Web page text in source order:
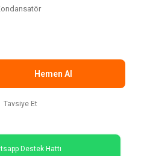
Hemen Al
Tavsiye Et
Destek Hattı